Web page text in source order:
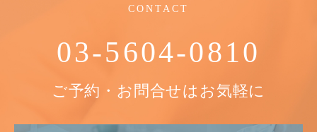
CONTACT
03-5604-0810
ご予約・お問合せはお気軽に